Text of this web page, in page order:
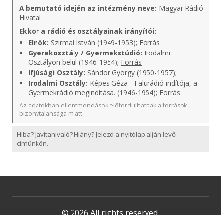
A bemutató idején az intézmény neve: Magyar Rádió
Hivatal
Ekkor a rádió és osztályainak irányítói:
Elnök: Szirmai István (1949-1953); Forrás
Gyerekosztály / Gyermekstúdió: Irodalmi
Osztályon belül (1946-1954); Forrás
Ifjúsági Osztály: Sándor György (1950-1957);
Irodalmi Osztály: Képes Géza - Falurádió indítója, a
Gyermekrádió megindítása. (1946-1954); Forrás
Az adatokban ellentmondások előfordulhatnak a források
bizonytalansága miatt.
Hiba? Javítanivaló? Hiány? Jelezd a nyitólap alján levő
címünkön.
© 2026 All rights reserved.